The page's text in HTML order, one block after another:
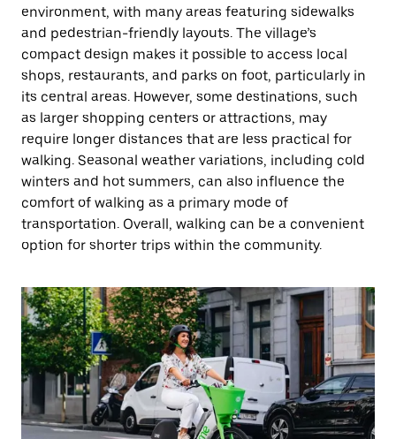
environment, with many areas featuring sidewalks
and pedestrian-friendly layouts. The village’s
compact design makes it possible to access local
shops, restaurants, and parks on foot, particularly in
its central areas. However, some destinations, such
as larger shopping centers or attractions, may
require longer distances that are less practical for
walking. Seasonal weather variations, including cold
winters and hot summers, can also influence the
comfort of walking as a primary mode of
transportation. Overall, walking can be a convenient
option for shorter trips within the community.